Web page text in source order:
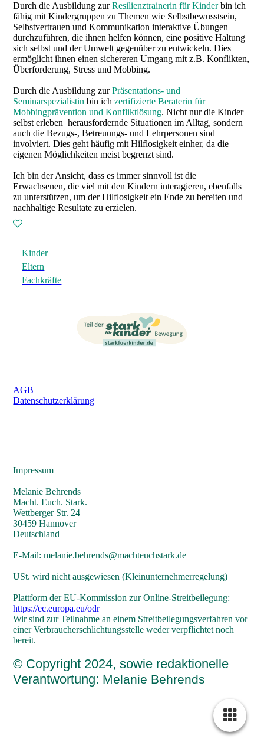
Durch die Ausbildung zurResilienztrainerin für Kinderbin ich
fähig mit Kindergruppen zu Themen wie Selbstbewusstsein,
Selbstvertrauen und Kommunikation interaktive Übungen
durchzuführen, die ihnen helfen können, eine positive Haltung
sich selbst und der Umwelt gegenüber zu entwickeln. Dies
ermöglicht ihnen einen sichereren Umgang mit z.B. Konflikten,
Überforderung, Stress und Mobbing.
Durch die Ausbildung zurPräsentations- und
Seminarspezialistin bin ichzertifizierte Beraterin für
Mobbingprävention und Konfliktlösung. Nicht nur die Kinder
selbst erleben herausfordernde Situationen im Alltag, sondern
auch die Bezugs-, Betreuungs- und Lehrpersonen sind
involviert. Dies geht häufig mit Hilflosigkeit einher, da die
eigenen Möglichkeiten meist begrenzt sind.
Ich bin der Ansicht, dass es immer sinnvoll ist die
Erwachsenen, die viel mit den Kindern interagieren, ebenfalls
zu unterstützen, um der Hilflosigkeit ein Ende zu bereiten und
nachhaltige Resultate zu erzielen.
Kinder
Eltern
Fachkräfte
AGB
Datenschutzerklärung
Impressum
Melanie Behrends
Macht. Euch. Stark.
Wettberger Str. 24
30459 Hannover
Deutschland
E-Mail: melanie.behrends@machteuchstark.de
USt. wird nicht ausgewiesen (Kleinunternehmerregelung)
Plattform der EU-Kommission zur Online-Streitbeilegung:
https://ec.europa.eu/odr
Wir sind zur Teilnahme an einem Streitbeilegungsverfahren vor
einer Verbraucherschlichtungsstelle weder verpflichtet noch
bereit.
© Copyright 2024, sowie redaktionelle
Verantwortung: Melanie Behrends